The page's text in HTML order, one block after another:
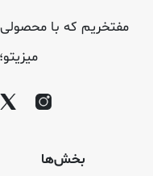
مفتخریم که با
بخش‌ها